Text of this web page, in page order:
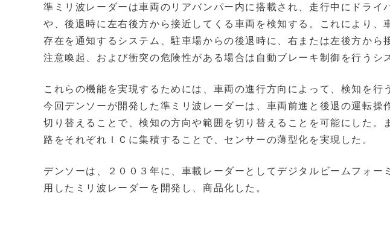
準ミリ波レーダーは車両のリアバンパー内に搭載され、走行中にドライ
や、後退時に左右後方から接近してくる車両を検知する。これにより、
存在を通知するシステム、駐車場からの後退時に、右または左後方から
注意喚起、および衝突の危険性がある場合は自動ブレーキ制御を行うシ
これらの機能を実現するためには、車両の進行方向によって、検知を行
今回デンソーが開発した準ミリ波レーダーは、車両前進と後退の運転操
切り替えることで、検知の方向や範囲を切り替えることを可能にした。
路をそれぞれＩＣに集積することで、センサーの薄型化を実現した。
デンソーは、２００３年に、車載レーダーとしてデジタルビームフォー
用したミリ波レーダーを開発し、商品化した。